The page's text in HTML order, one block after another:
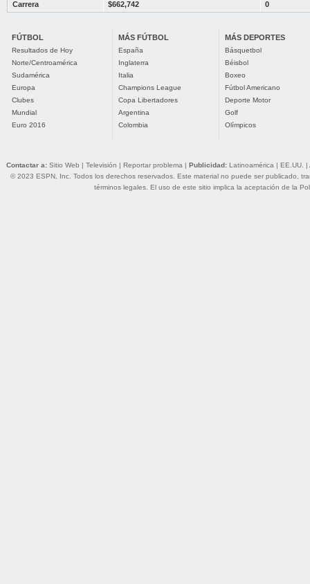
Carrera
$662,742 0
FÚTBOL
Resultados de Hoy
Norte/Centroamérica
Sudamérica
Europa
Clubes
Mundial
Euro 2016
MÁS FÚTBOL
España
Inglaterra
Italia
Champions League
Copa Libertadores
Argentina
Colombia
MÁS DEPORTES
Básquetbol
Béisbol
Boxeo
Fútbol Americano
Deporte Motor
Golf
Olímpicos
Contactar a: Sitio Web | Televisión | Reportar problema | Publicidad: Latinoamérica | EE.UU. |
© 2023 ESPN, Inc. Todos los derechos reservados. Este material no puede ser publicado,
términos legales. El uso de este sitio implica la aceptación de la